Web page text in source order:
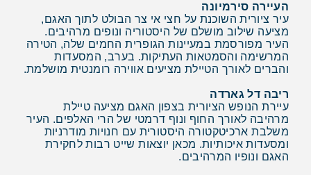
העיירה סירמיונה
עיר ציורית השוכנת על חצי אי צר הבולט לתוך האגם,
מציעה שילוב מושלם של היסטוריה ונופים מרהיבים.
העיר מפורסמת במעיינות הגופרית החמים שלה, הטירה
המרשימה והסמטאות העתיקות. בערב, המסעדות
והברים לאורך הטיילת מציעים אווירה רומנטית מושלמת.
ריבה דל גארדה
עיירת הנופש הציורית בצפון האגם מציעה טיילת
מרהיבה לאורך החוף ונוף דרמטי של הרי האלפים. העיר
משלבת ארכיטקטורה היסטורית עם חנויות מודרניות
ומסעדות איכותיות. מכאן יוצאות שייט רבות לחקירת
האגם ונופיו המרהיבים.